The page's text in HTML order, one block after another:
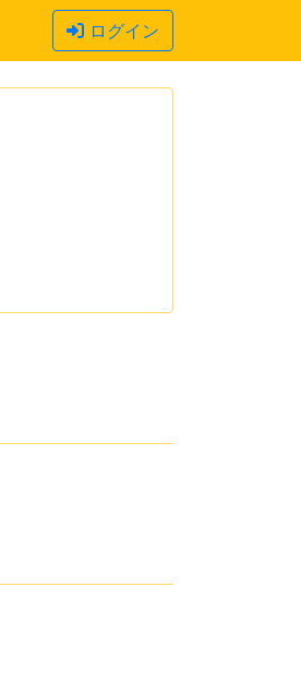
ログイン